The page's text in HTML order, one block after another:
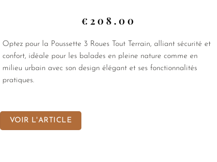
€ 208.00
Optez pour la Poussette 3 Roues Tout Terrain, alliant sécurité et
confort, idéale pour les balades en pleine nature comme en
milieu urbain avec son design élégant et ses fonctionnalités
pratiques.
VOIR L'ARTICLE